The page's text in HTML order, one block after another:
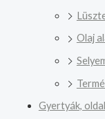
Olaj
Gyertyák,